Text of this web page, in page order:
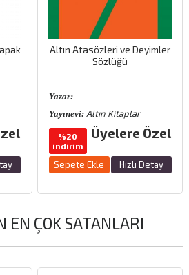
Altın Atasözleri ve Deyimler
Sözlüğü
Yazar:
Yayınevi:Altın Kitaplar
%20
indirim
Üyelere Özel
Sepete Ekle Hızlı Detay
EN ÇOK SATANLARI